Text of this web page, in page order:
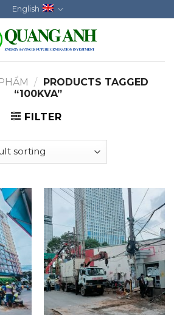
English
/ PRODUCTS TAGGED
“100KVA”
FILTER